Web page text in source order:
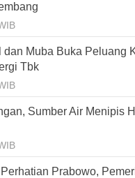
dan Muba Buka Peluang
Tbk
Sumber Air Menipis
Prabowo,